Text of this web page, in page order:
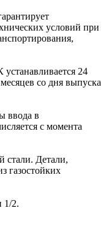
условий при
24
со дня выпуска
ввода в
с момента
стали. Детали,
газостойких
1/2.